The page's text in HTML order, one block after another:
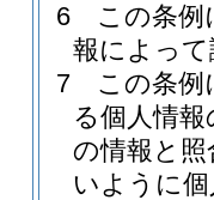
6
この条例
報によっ
7
この条例
る個人情
の情報と
いように